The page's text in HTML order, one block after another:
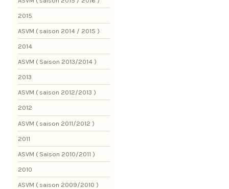
2015
ASVM ( saison 2014 / 2015 )
2014
ASVM ( Saison 2013/2014 )
2013
ASVM ( saison 2012/2013 )
2012
ASVM ( saison 2011/2012 )
2011
ASVM ( Saison 2010/2011 )
2010
ASVM ( saison 2009/2010 )